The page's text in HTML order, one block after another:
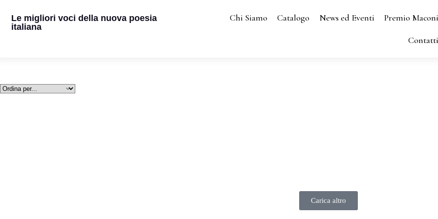
Le migliori voci della nuova poesia
italiana
Chi Siamo Catalogo News ed Eventi Premio
Carica altro